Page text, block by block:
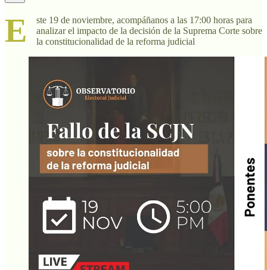
E
ste 19 de noviembre, acompáñanos a las 17:00 horas para
analizar el impacto de la decisión de la Suprema Corte sobre
la constitucionalidad de la reforma judicial